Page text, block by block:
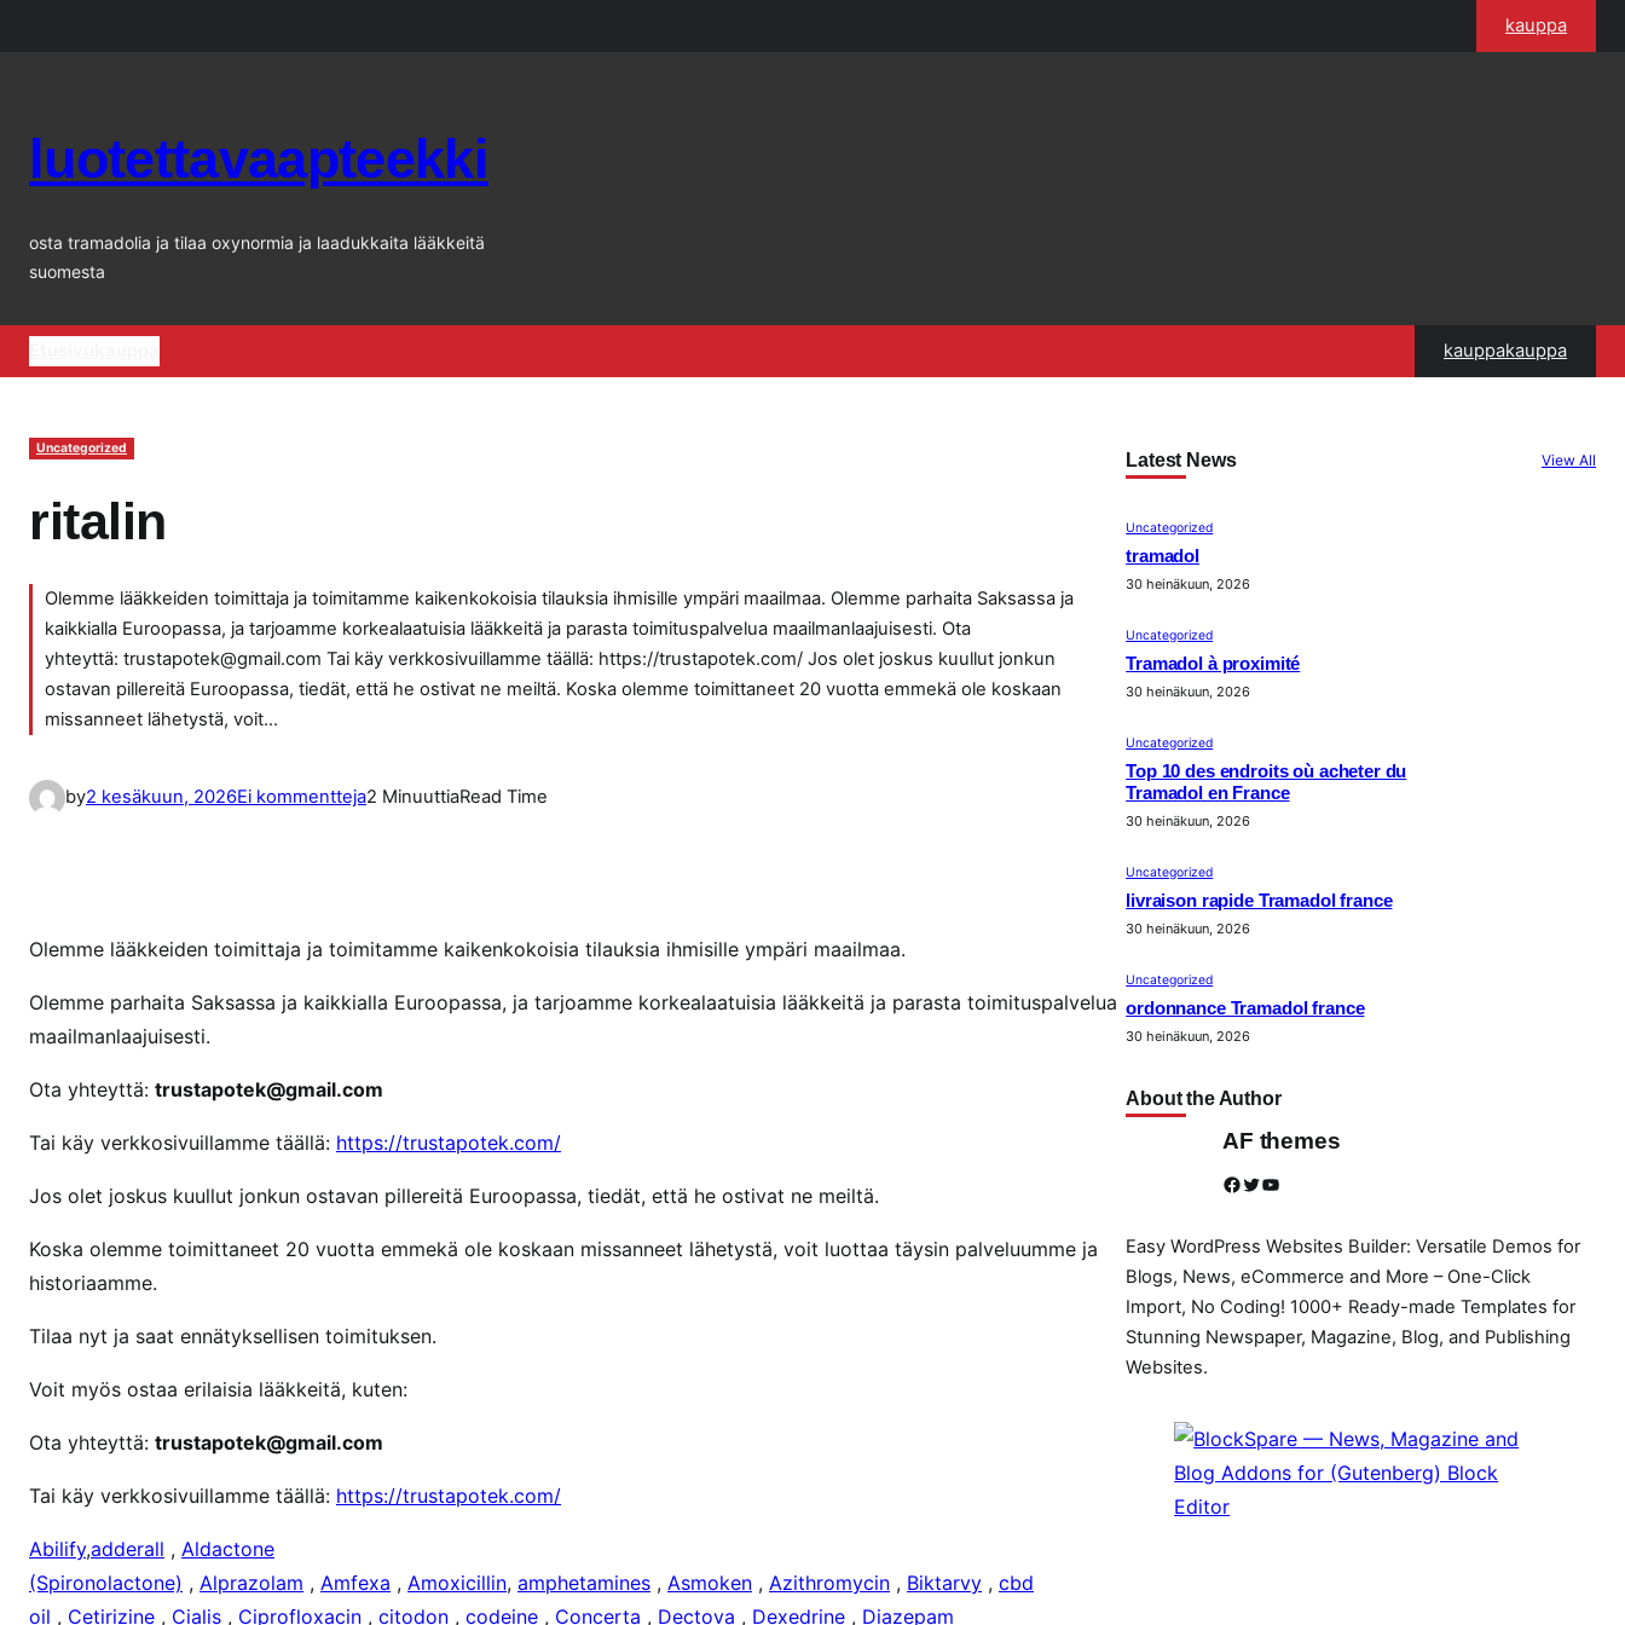
kauppa
luotettavaapteekki
osta tramadolia ja tilaa oxynormia ja laadukkaita lääkkeitä
suomesta
kauppakauppa
Uncategorized
ritalin
Olemme lääkkeiden toimittaja ja toimitamme kaikenkokoisia tilauksia ihmisille ympäri maailmaa. Olemme parhaita Saksassa ja
kaikkialla Euroopassa, ja tarjoamme korkealaatuisia lääkkeitä ja parasta toimituspalvelua maailmanlaajuisesti. Ota
yhteyttä: trustapotek@gmail.com Tai käy verkkosivuillamme täällä: https://trustapotek.com/ Jos olet joskus kuullut jonkun
ostavan pillereitä Euroopassa, tiedät, että he ostivat ne meiltä. Koska olemme toimittaneet 20 vuotta emmekä ole koskaan
missanneet lähetystä, voit…
by2 kesäkuun, 2026Ei kommenttejaa
k
l
n
i
t
l
2 MinuuttiaRead Time
Olemme lääkkeiden toimittaja ja toimitamme kaikenkokoisia tilauksia ihmisille ympäri maailmaa.
Olemme parhaita Saksassa ja kaikkialla Euroopassa, ja tarjoamme korkealaatuisia lääkkeitä ja parasta toimituspalvelua
maailmanlaajuisesti.
Ota yhteyttä: trustapotek@gmail.com
Tai käy verkkosivuillamme täällä: https://trustapotek.com/
Jos olet joskus kuullut jonkun ostavan pillereitä Euroopassa, tiedät, että he ostivat ne meiltä.
Koska olemme toimittaneet 20 vuotta emmekä ole koskaan missanneet lähetystä, voit luottaa täysin palveluumme ja
historiaamme.
Tilaa nyt ja saat ennätyksellisen toimituksen.
Voit myös ostaa erilaisia ​​lääkkeitä, kuten:
Ota yhteyttä: trustapotek@gmail.com
Tai käy verkkosivuillamme täällä: https://trustapotek.com/
Abilify,adderall , Aldactone
(Spironolactone) , Alprazolam , Amfexa , Amoxicillin, amphetamines , Asmoken , Azithromycin , Biktarvy , cbd
oil , Cetirizine , Cialis , Ciprofloxacin , citodon , codeine , Concerta , Dectova , Dexedrine , Diazepam
Latest News View All
Uncategorized
tramadol
30 heinäkuun, 2026
Uncategorized
Tramadol à proximité
30 heinäkuun, 2026
Uncategorized
Top 10 des endroits où acheter du
Tramadol en France
30 heinäkuun, 2026
Uncategorized
livraison rapide Tramadol france
30 heinäkuun, 2026
Uncategorized
ordonnance Tramadol france
30 heinäkuun, 2026
About the Author
AF themes
Facebook Twitter YouTube
Easy WordPress Websites Builder: Versatile Demos for
Blogs, News, eCommerce and More – One-Click
Import, No Coding! 1000+ Ready-made Templates for
Stunning Newspaper, Magazine, Blog, and Publishing
Websites.